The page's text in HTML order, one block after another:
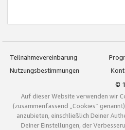
Teilnahmevereinbarung
Nutzungsbestimmungen
©
Auf dieser Website verwenden wir
(zusammenfassend „Cookies“
anzubieten, einschließlich Deiner
Deiner Einstellungen, der